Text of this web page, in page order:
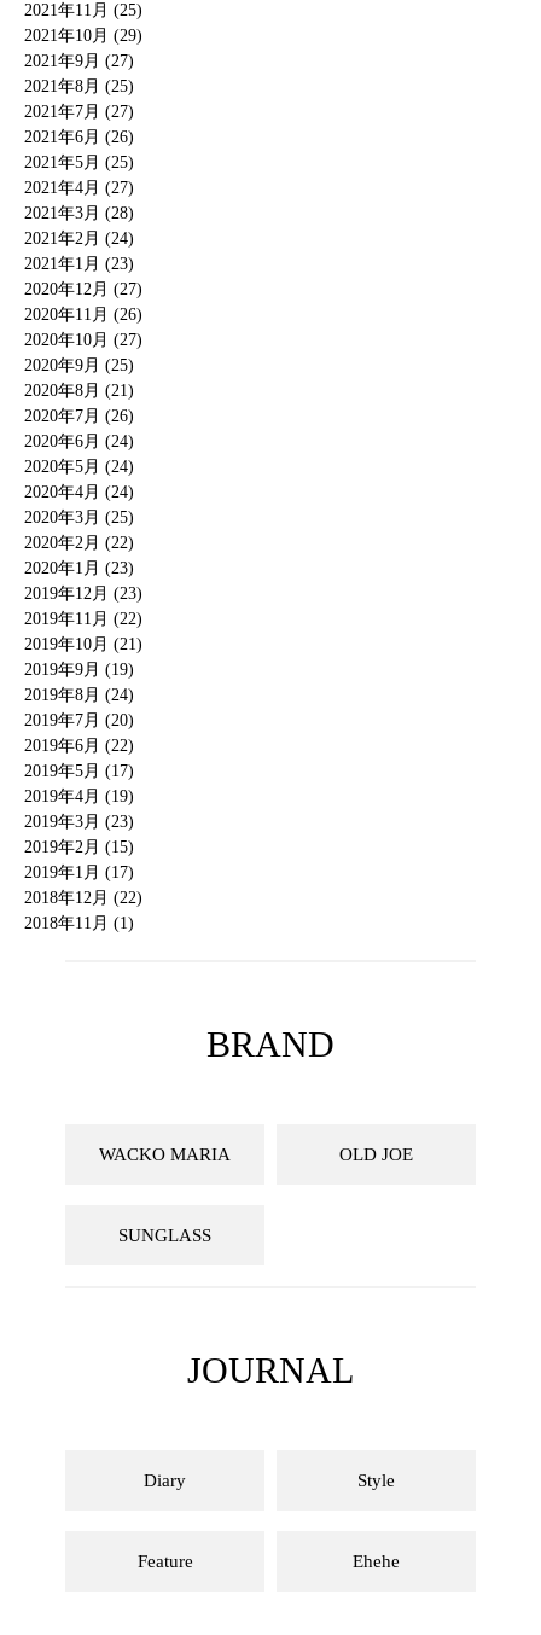
2021年11月 (25)
2021年10月 (29)
2021年9月 (27)
2021年8月 (25)
2021年7月 (27)
2021年6月 (26)
2021年5月 (25)
2021年4月 (27)
2021年3月 (28)
2021年2月 (24)
2021年1月 (23)
2020年12月 (27)
2020年11月 (26)
2020年10月 (27)
2020年9月 (25)
2020年8月 (21)
2020年7月 (26)
2020年6月 (24)
2020年5月 (24)
2020年4月 (24)
2020年3月 (25)
2020年2月 (22)
2020年1月 (23)
2019年12月 (23)
2019年11月 (22)
2019年10月 (21)
2019年9月 (19)
2019年8月 (24)
2019年7月 (20)
2019年6月 (22)
2019年5月 (17)
2019年4月 (19)
2019年3月 (23)
2019年2月 (15)
2019年1月 (17)
2018年12月 (22)
2018年11月 (1)
BRAND
WACKO MARIA OLD JOE
SUNGLASS
JOURNAL
Diary Style
Feature Ehehe